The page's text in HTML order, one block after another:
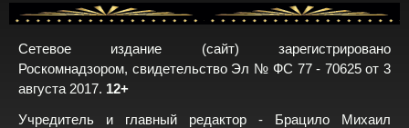
Сетевое издание (сайт) зарегистрировано
Роскомнадзором, свидетельство Эл № ФС 77 - 70625 от 3
августа 2017. 12+
Учредитель и главный редактор - Брацило Михаил